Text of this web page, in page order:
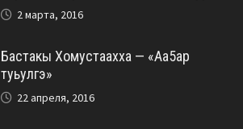
2 марта, 2016
Бастакы Хомустаахха — «Аа5ар
туьулгэ»
22 апреля, 2016